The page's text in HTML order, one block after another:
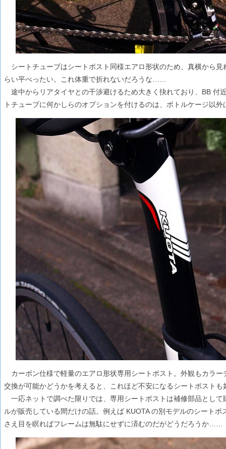
シートチューブはシートポスト同様エアロ形状のため、真横から
らい平べったい。これ体重で折れないだろうな……
途中からリアタイヤとの干渉避けるため大きく抉れており、BB 付
トチューブに何かしらのオプションを付けるのは、ボトルケージ以外
カーボン仕様で軽量のエアロ形状専用シートポスト。外観もカラ
交換が可能かどうかを考えると、これほど不安になるシートポストも
一応ネットで調べた限りでは、専用シートポストは補修部品とし
ルが販売している間だけの話。例えば KUOTA の別モデルのシート
さえ目を瞑ればフレームは無駄にせずに済むのだがどうだろうか……